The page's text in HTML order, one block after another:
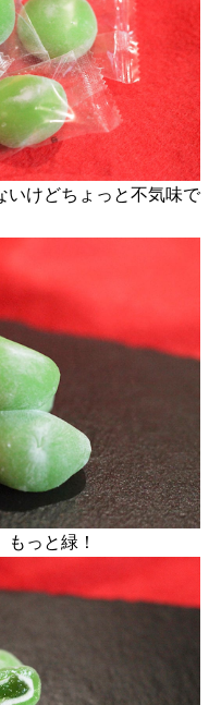
いけどちょっと不気味で
っと緑！